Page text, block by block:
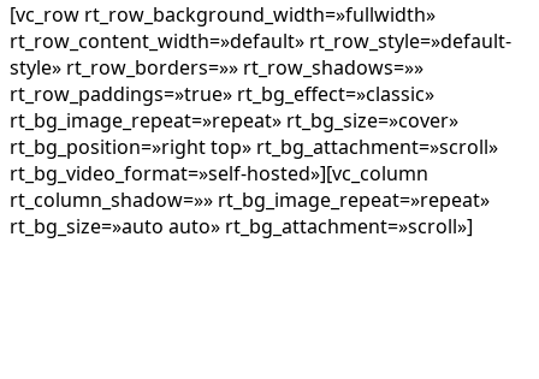
[vc_row rt_row_background_width=»fullwidth»
rt_row_content_width=»default» rt_row_style=»default-
style» rt_row_borders=»» rt_row_shadows=»»
rt_row_paddings=»true» rt_bg_effect=»classic»
rt_bg_image_repeat=»repeat» rt_bg_size=»cover»
rt_bg_position=»right top» rt_bg_attachment=»scroll»
rt_bg_video_format=»self-hosted»][vc_column
rt_column_shadow=»» rt_bg_image_repeat=»repeat»
rt_bg_size=»auto auto» rt_bg_attachment=»scroll»]